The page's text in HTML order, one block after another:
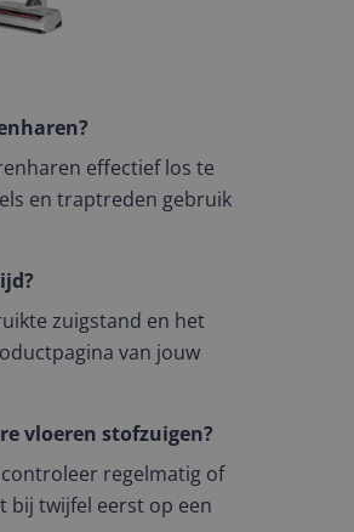
effectief los te
en traptreden gebruik
zuigstand en het
van jouw
vloeren stofzuigen?
regelmatig of
bij twijfel eerst op een